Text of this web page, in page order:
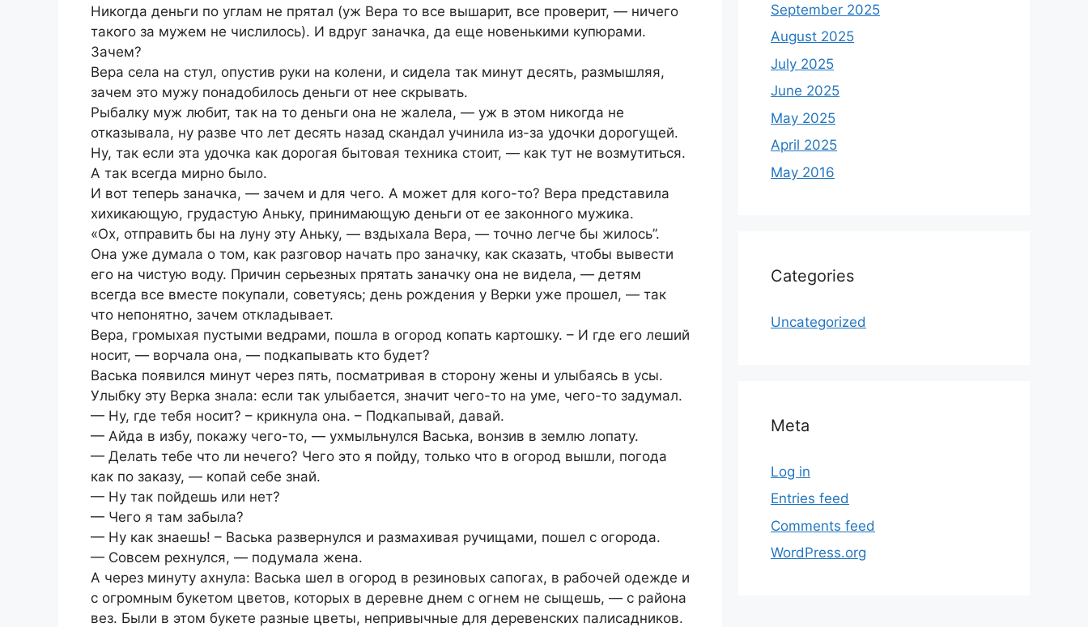
Никогда деньги по углам не прятал (уж Вера то все вышарит, все проверит, — ничего
такого за мужем не числилось). И вдруг заначка, да еще новенькими купюрами.
Зачем?
Вера села на стул, опустив руки на колени, и сидела так минут десять, размышляя,
зачем это мужу понадобилось деньги от нее скрывать.
Рыбалку муж любит, так на то деньги она не жалела, — уж в этом никогда не
отказывала, ну разве что лет десять назад скандал учинила из-за удочки дорогущей.
Ну, так если эта удочка как дорогая бытовая техника стоит, — как тут не возмутиться.
А так всегда мирно было.
И вот теперь заначка, — зачем и для чего. А может для кого-то? Вера представила
хихикающую, грудастую Аньку, принимающую деньги от ее законного мужика.
«Ох, отправить бы на луну эту Аньку, — вздыхала Вера, — точно легче бы жилось”.
Она уже думала о том, как разговор начать про заначку, как сказать, чтобы вывести
его на чистую воду. Причин серьезных прятать заначку она не видела, — детям
всегда все вместе покупали, советуясь; день рождения у Верки уже прошел, — так
что непонятно, зачем откладывает.
Вера, громыхая пустыми ведрами, пошла в огород копать картошку. – И где его леший
носит, — ворчала она, — подкапывать кто будет?
Васька появился минут через пять, посматривая в сторону жены и улыбаясь в усы.
Улыбку эту Верка знала: если так улыбается, значит чего-то на уме, чего-то задумал.
— Ну, где тебя носит? – крикнула она. – Подкапывай, давай.
— Айда в избу, покажу чего-то, — ухмыльнулся Васька, вонзив в землю лопату.
— Делать тебе что ли нечего? Чего это я пойду, только что в огород вышли, погода
как по заказу, — копай себе знай.
— Ну так пойдешь или нет?
— Чего я там забыла?
— Ну как знаешь! – Васька развернулся и размахивая ручищами, пошел с огорода.
— Совсем рехнулся, — подумала жена.
А через минуту ахнула: Васька шел в огород в резиновых сапогах, в рабочей одежде и
с огромным букетом цветов, которых в деревне днем с огнем не сыщешь, — с района
вез. Были в этом букете разные цветы, непривычные для деревенских палисадников.
September 2025
August 2025
July 2025
June 2025
May 2025
April 2025
May 2016
Categories
Uncategorized
Meta
Log in
Entries feed
Comments feed
WordPress.org